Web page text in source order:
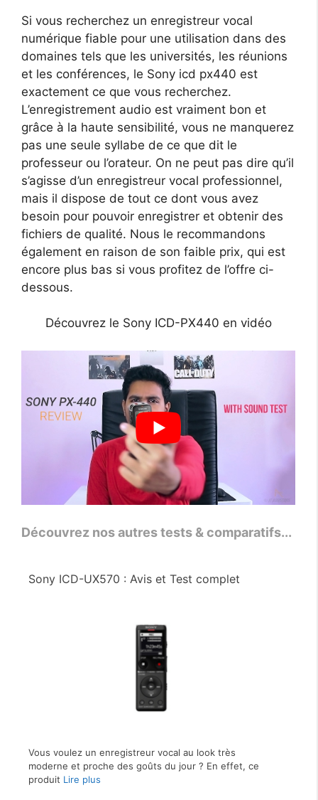
Si vous recherchez un enregistreur vocal
numérique fiable pour une utilisation dans des
domaines tels que les universités, les réunions
et les conférences, le Sony icd px440 est
exactement ce que vous recherchez.
L’enregistrement audio est vraiment bon et
grâce à la haute sensibilité, vous ne manquerez
pas une seule syllabe de ce que dit le
professeur ou l’orateur. On ne peut pas dire qu’il
s’agisse d’un enregistreur vocal professionnel,
mais il dispose de tout ce dont vous avez
besoin pour pouvoir enregistrer et obtenir des
fichiers de qualité. Nous le recommandons
également en raison de son faible prix, qui est
encore plus bas si vous profitez de l’offre ci-
dessous.
Découvrez le Sony ICD-PX440 en vidéo
Découvrez nos autres tests & comparatifs...
Sony ICD-UX570 : Avis et Test complet
Vous voulez un enregistreur vocal au look très
moderne et proche des goûts du jour ? En effet, ce
produit Lire plus